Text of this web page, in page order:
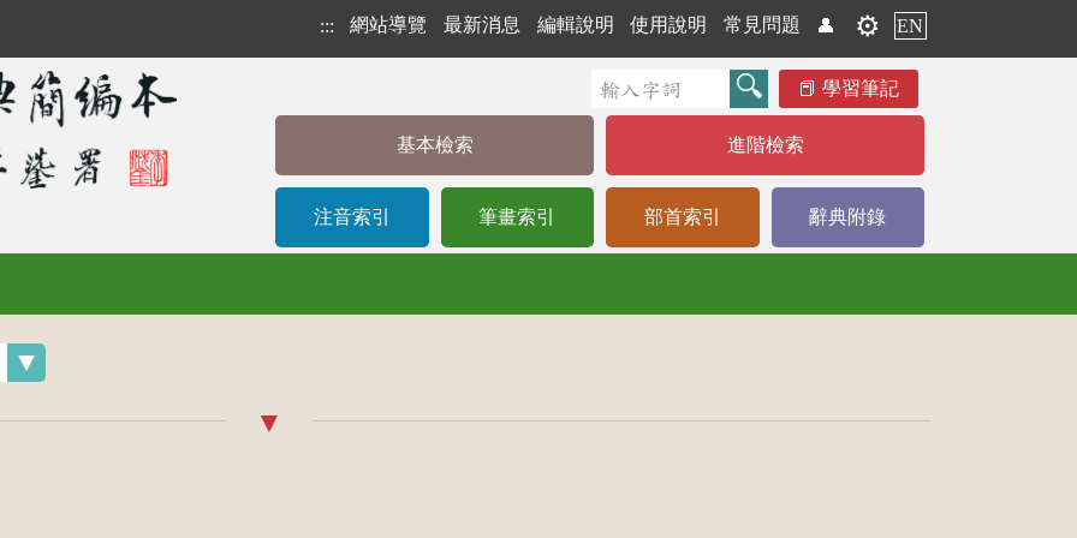
::: 網站導覽 最新消息 編輯說明 使用說明 常見問題 👤 ⚙️ EN
學習筆記
基本檢索 進階檢索
注音索引 筆畫索引 部首索引 辭典附錄